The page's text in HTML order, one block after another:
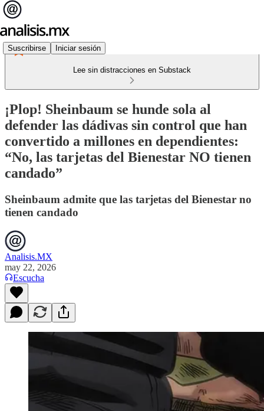
Suscribirse Iniciar sesión
Lee sin distracciones en Substack
¡Plop! Sheinbaum se hunde sola al
defender las dádivas sin control que han
convertido a millones en dependientes:
“No, las tarjetas del Bienestar NO tienen
candado”
Sheinbaum admite que las tarjetas del Bienestar no
tienen candado
Analisis.MX
may 22, 2026
Escucha